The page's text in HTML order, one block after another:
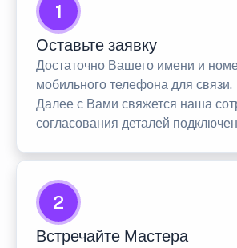
1
Оставьте заявку
Достаточно Вашего имени и
мобильного телефона для связи.
Далее с Вами свяжется наша
согласования деталей
2
Встречайте Мастера